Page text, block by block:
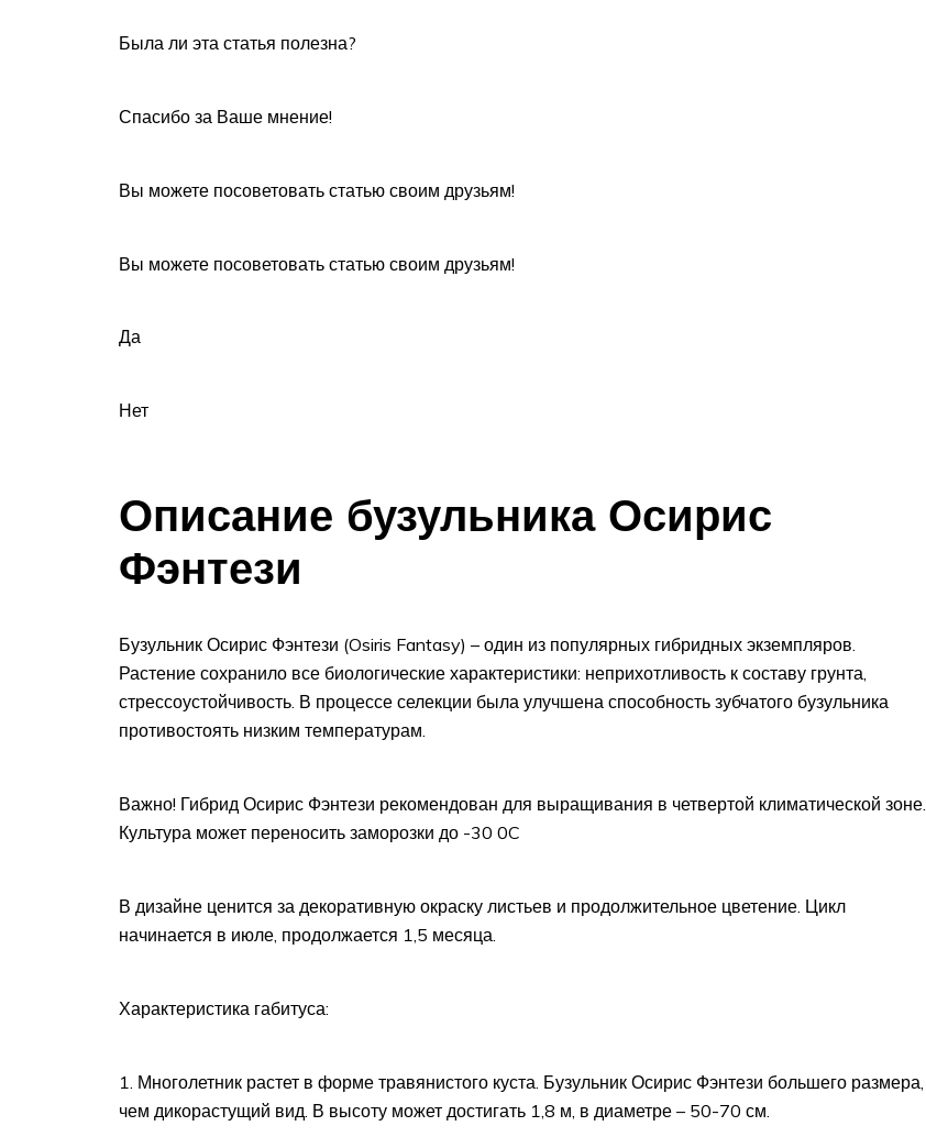
Была ли эта статья полезна?
Спасибо за Ваше мнение!
Вы можете посоветовать статью своим друзьям!
Вы можете посоветовать статью своим друзьям!
Да
Нет
Описание бузульника Осирис
Фэнтези
Бузульник Осирис Фэнтези (Osiris Fantasy) – один из популярных гибридных экземпляров.
Растение сохранило все биологические характеристики: неприхотливость к составу грунта,
стрессоустойчивость. В процессе селекции была улучшена способность зубчатого бузульника
противостоять низким температурам.
Важно! Гибрид Осирис Фэнтези рекомендован для выращивания в четвертой климатической зоне.
Культура может переносить заморозки до -30 0C
В дизайне ценится за декоративную окраску листьев и продолжительное цветение. Цикл
начинается в июле, продолжается 1,5 месяца.
Характеристика габитуса:
Многолетник растет в форме травянистого куста. Бузульник Осирис Фэнтези большего размера,
чем дикорастущий вид. В высоту может достигать 1,8 м, в диаметре – 50-70 см.